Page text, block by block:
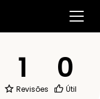
1
Revisões
0
Útil